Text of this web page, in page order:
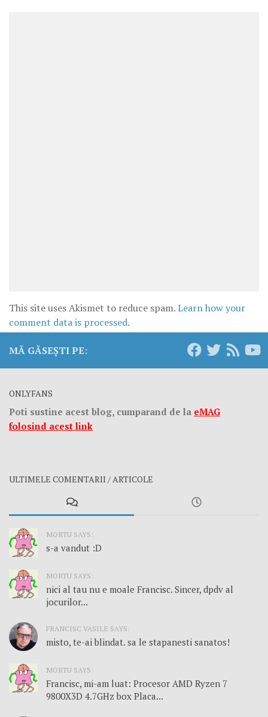
This site uses Akismet to reduce spam.Learn how your
comment data is processed.
MĂ GĂSEȘTI PE:
ONLYFANS
Poti sustine acest blog, cumparand de la eMAG
folosind acest link
ULTIMELE COMENTARII / ARTICOLE
MORTU SAYS:
s-a vandut :D
MORTU SAYS:
nici al tau nu e moale Francisc. Sincer, dpdv al
jocurilor...
FRANCISC VASILE SAYS:
misto, te-ai blindat. sa le stapanesti sanatos!
MORTU SAYS:
Francisc, mi-am luat: Procesor AMD Ryzen 7
9800X3D 4.7GHz box Placa...